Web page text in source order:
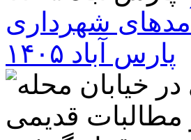
شهرداری
پارس آباد ۱۴۰۵